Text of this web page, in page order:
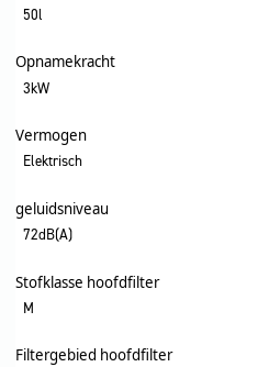
50l
Opnamekracht
3kW
Vermogen
Elektrisch
geluidsniveau
72dB(A)
Stofklasse hoofdfilter
M
Filtergebied hoofdfilter